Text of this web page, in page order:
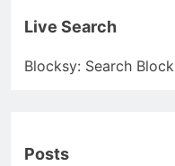
Live Search
Blocksy: Search Block
Posts